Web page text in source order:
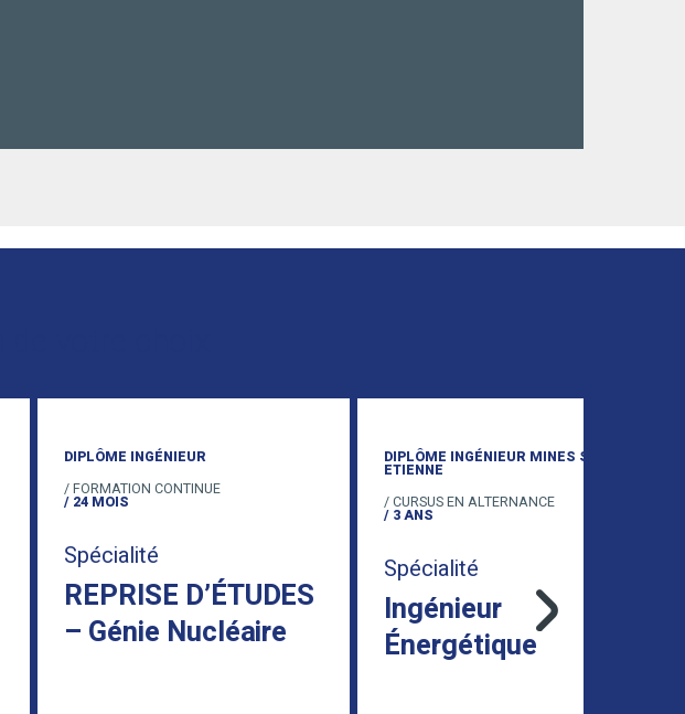
DIPLÔME INGÉNIEUR
/ FORMATION CONTINUE
/ 24 MOIS
Spécialité
REPRISE D’ÉTUDES
– Génie Nucléaire
DIPLÔME INGÉNIEUR MINES ST
ETIENNE
/ CURSUS EN ALTERNANCE
/ 3 ANS
Spécialité
Ingénieur
Énergétique